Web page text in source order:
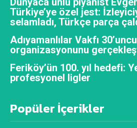
Türkiye’ye özel jest:
selamladı, Türkçe parça
Adıyamanlılar Vakfı
organizasyonunu
Feriköy’ün 100. yıl hedefi:
profesyonel ligler
Popüler İçerikler